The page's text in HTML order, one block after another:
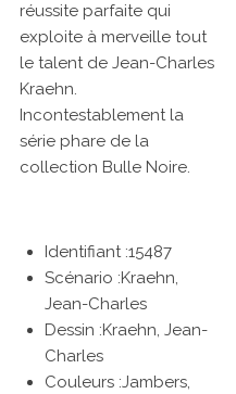
réussite parfaite qui
exploite à merveille tout
le talent de Jean-Charles
Kraehn.
Incontestablement la
série phare de la
collection Bulle Noire.
Identifiant :15487
Scénario :Kraehn,
Jean-Charles
Dessin :Kraehn, Jean-
Charles
Couleurs :Jambers,